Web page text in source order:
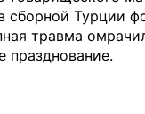
сборной Турции
травма
празднование.